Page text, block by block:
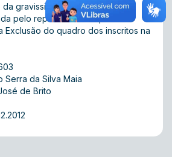
gravissima infração ético-
pelo representado e por
Exclusão do quadro dos inscritos na
Serra da Silva Maia
de Brito